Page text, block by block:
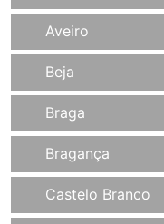
Aveiro
Beja
Braga
Bragança
Castelo Branco